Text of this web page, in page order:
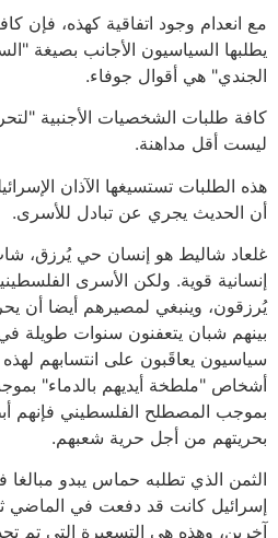
مع انعدام وجود اتفاقية كهذه، فإن
يطلبها السياسيون الأجانب بصيغة
الجندي" هي أقوال جوفاء.
كافة طلبات الشخصيات الأجنبية
ليست أقل مداهنة.
هذه الطلبات تستسيغها الآذان
أن الحديث يجري عن تبادل للأسرى.
غلعاد شاليط هو إنسان حي يُرزق،
إنسانية قوية. ولكن الأسرى
يُرزقون، وينبغي لمصيرهم أيضا أن
بينهم شبان يتعفنون سنوات طويلة
سياسيون يعاقَبون على انتسابهم
أشخاص "ملطخة أيديهم بالدماء"
بموجب المصطلح الفلسطيني فإنهم
بحريتهم من أجل حرية شعبهم.
الثمن الذي تطلبه حماس يبدو
إسرائيل كانت قد دفعت في الماضي
آخرين، وهذه هي التسعيرة التي تم